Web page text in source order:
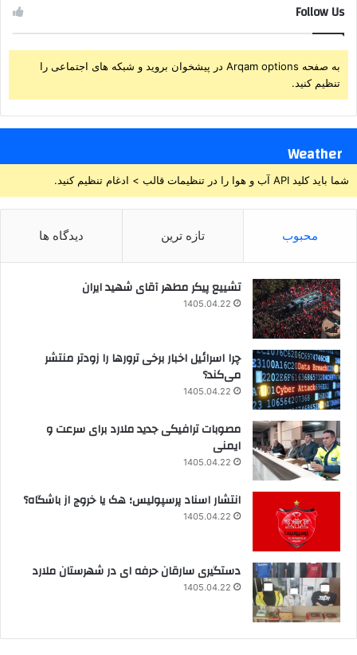
Follow Us
به صفحه Arqam options در پیشخوان بروید و شبکه های اجتماعی را
تنظیم کنید.
Weather
شما باید کلید API آب و هوا را در تنظیمات قالب > ادغام تنظیم کنید.
محبوب تازه ترین دیدگاه ها
تشییع پیکر مطهر آقای شهید ایران
1405.04.22
چرا اسرائیل اخبار برخی ترورها را زودتر منتشر
می‌کند؟
1405.04.22
مصوبات ترافیکی جدید ملارد برای سرعت و
ایمنی
1405.04.22
انتشار اسناد پرسپولیس؛ هک یا خروج از باشگاه؟
1405.04.22
دستگیری سارقان حرفه ای در شهرستان ملارد
1405.04.22